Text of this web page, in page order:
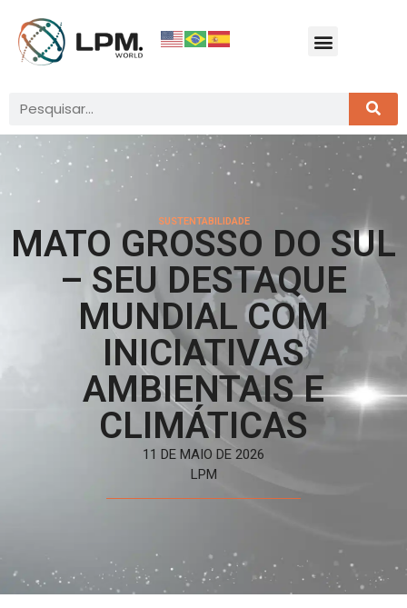
SUSTENTABILIDADE
MATO GROSSO DO SUL
– SEU DESTAQUE
MUNDIAL COM
INICIATIVAS
AMBIENTAIS E
CLIMÁTICAS
11 DE MAIO DE 2026
LPM